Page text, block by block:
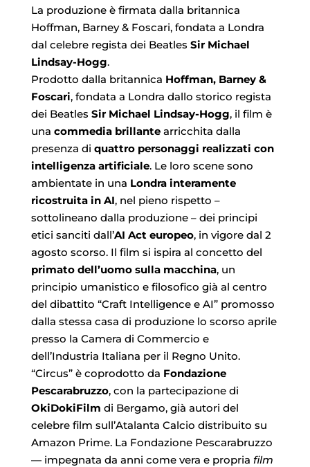
La produzione è firmata dalla britannica
Hoffman, Barney & Foscari, fondata a Londra
dal celebre regista dei Beatles Sir Michael
Lindsay-Hogg.
Prodotto dalla britannica Hoffman, Barney &
Foscari, fondata a Londra dallo storico regista
dei Beatles Sir Michael Lindsay-Hogg, il film è
una commedia brillantearricchita dalla
presenza di quattro personaggi realizzati con
intelligenza artificiale. Le loro scene sono
ambientate in una Londra interamente
ricostruita in AI, nel pieno rispetto –
sottolineano dalla produzione – dei principi
etici sanciti dall’AI Act europeo, in vigore dal 2
agosto scorso. Il film si ispira al concetto del
primato dell’uomo sulla macchina, un
principio umanistico e filosofico già al centro
del dibattito “Craft Intelligence e AI” promosso
dalla stessa casa di produzione lo scorso aprile
presso la Camera di Commercio e
dell’Industria Italiana per il Regno Unito.
“Circus” è coprodotto da Fondazione
Pescarabruzzo, con la partecipazione di
OkiDokiFilm di Bergamo, già autori del
celebre film sull’Atalanta Calcio distribuito su
Amazon Prime. La Fondazione Pescarabruzzo
— impegnata da anni come vera e propria film